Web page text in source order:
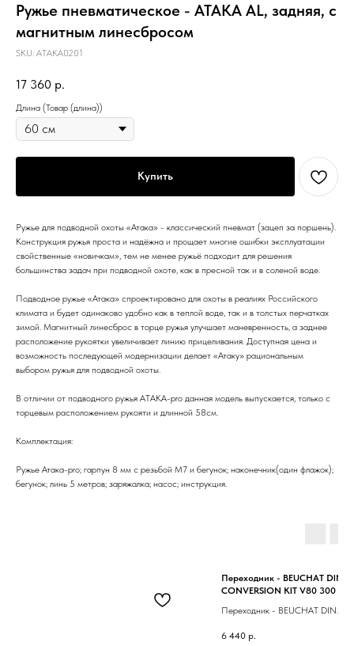
Ружье пневматическое - АТАКА AL, задняя, с
магнитным линесбросом
SKU: ATAKA0201
17 360 р.
Длина (Товар (длина))
Купить
Ружье для подводной охоты «Атака» - классический пневмат (зацеп за поршень).
Конструкция ружья проста и надёжна и прощает многие ошибки эксплуатации
свойственные «новичкам», тем не менее ружьё подходит для решения
большинства задач при подводной охоте, как в пресной так и в соленой воде.
Подводное ружье «Атака» спроектировано для охоты в реалиях Российского
климата и будет одинаково удобно как в теплой воде, так и в толстых перчатках
зимой. Магнитный линесброс в торце ружья улучшает маневренность, а заднее
расположение рукоятки увеличивает линию прицеливания. Доступная цена и
возможность последующей модернизации делает «Атаку» рациональным
выбором ружья для подводной охоты.
В отличии от подводного ружья АТАКА-pro данная модель выпускается, только с
торцевым расположением рукояти и длинной 58см.
Комплектация:
Ружье Атака-pro; гарпун 8 мм с резьбой М7 и бегунок; наконечник(один флажок);
бегунок; линь 5 метров; заряжалка; насос; инструкция.
Переходник - BEUCHAT DIN
CONVERSION KIT V80 300
Переходник - BEUCHAT DIN
6 440 р.